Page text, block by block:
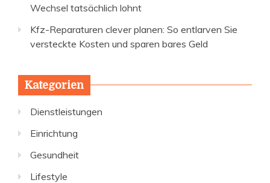
Wechsel tatsächlich lohnt
Kfz-Reparaturen clever planen: So entlarven Sie
versteckte Kosten und sparen bares Geld
Kategorien
Dienstleistungen
Einrichtung
Gesundheit
Lifestyle